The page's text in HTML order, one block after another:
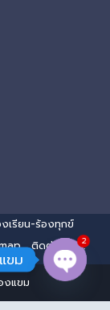
เรียน-ร้องทุกข์
ติดต่อ อบต.
งแขม
ขม
2